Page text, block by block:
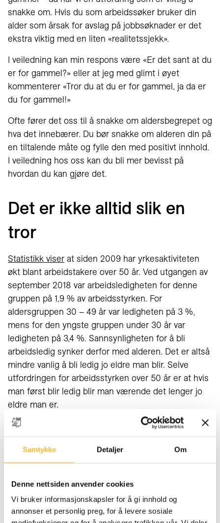
Samtykke Detaljer Om
Denne nettsiden anvender cookies
Vi bruker informasjonskapsler for å gi innhold og
annonser et personlig preg, for å levere sosiale
snakke om. Hvis du som arbeidssøker bruker din
alder som årsak for avslag på jobbsøknader er det
ekstra viktig med en liten «realitetssjekk».
I veiledning kan min respons være «Er det sant at du
er for gammel?» eller at jeg med glimt i øyet
kommenterer «Tror du at du er for gammel, ja da er
du for gammel!»
Ofte fører det oss til å snakke om aldersbegrepet og
hva det innebærer. Du bør snakke om alderen din på
en tiltalende måte og fylle den med positivt innhold.
I veiledning hos oss kan du bli mer bevisst på
hvordan du kan gjøre det.
Det er ikke alltid slik en
tror
Statistikk viser at siden 2009 har yrkesaktiviteten
økt blant arbeidstakere over 50 år. Ved utgangen av
september 2018 var arbeidsledigheten for denne
gruppen på 1,9 % av arbeidsstyrken. For
aldersgruppen 30 – 49 år var ledigheten på 3 %,
mens for den yngste gruppen under 30 år var
ledigheten på 3,4 %. Sannsynligheten for å bli
arbeidsledig synker derfor med alderen. Det er altså
mindre vanlig å bli ledig jo eldre man blir. Selve
utfordringen for arbeidsstyrken over 50 år er at hvis
man først blir ledig blir man værende det lenger jo
eldre man er.
Hva er din
seniorkompetanse?
I jobbsøkerprosessen er det viktig at du søker deg til
en jobb og ikke fra en jobb. Få frem din motivasjon
for stillingen og arbeidsgiveren, og argumenter for